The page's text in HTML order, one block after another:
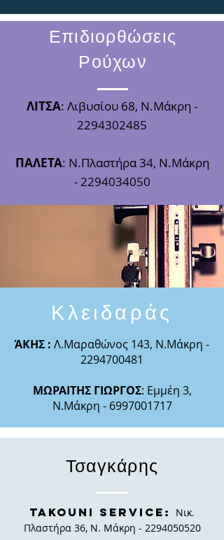
Επιδιορθώσεις
Ρούχων
ΛΙΤΣΑ: Λιβυσίου 68, Ν.Μάκρη -
2294302485
ΠΑΛΕΤΑ: Ν.Πλαστήρα 34, Ν.Μάκρη
-2294034050
Κλειδαράς
ΆΚΗΣ : Λ.Μαραθώνος 143, Ν.Μάκρη -
2294700481
ΜΩΡΑΙΤΗΣ ΓΙΩΡΓΟΣ: Εμμέη 3,
Ν.Μάκρη - 6997001717
Τσαγκάρης
Takouni Service: Νικ.
Πλαστήρα 36, Ν. Μάκρη - 2294050520